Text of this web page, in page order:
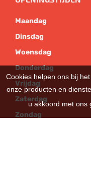
Maandag
Dinsdag
Woensdag
Donderdag
Vrijdag
Zaterdag
Zondag
Cookies helpen ons bij
onze producten en
u akkoord met